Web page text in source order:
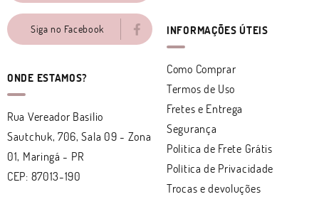
Siga no Facebook
ONDE ESTAMOS?
Rua Vereador Basílio
Sautchuk, 706, Sala 09 - Zona
01, Maringá - PR
CEP: 87013-190
INFORMAÇÕES ÚTEIS
Como Comprar
Termos de Uso
Fretes e Entrega
Segurança
Politica de Frete Grátis
Política de Privacidade
Trocas e devoluções